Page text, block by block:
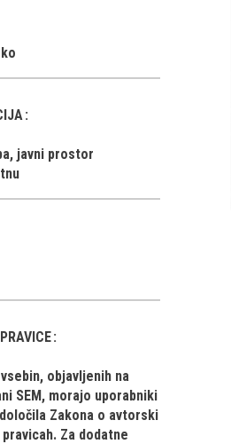
javni prostor
objavljenih na
SEM, morajo uporabniki
Zakona o avtorski
Za dodatne